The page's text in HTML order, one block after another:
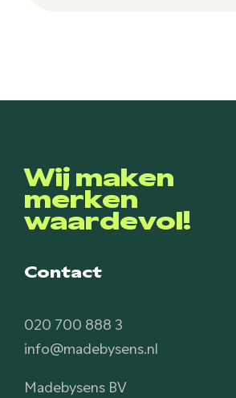
Wij maken
merken
waardevol!
Contact
020 700 888 3
info@madebysens.nl
Madebysens BV